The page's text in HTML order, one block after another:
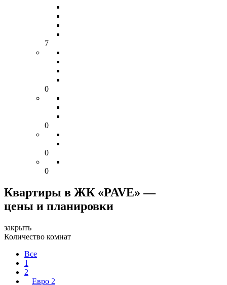
7
0
0
0
0
Квартиры в ЖК «PAVE» —
цены и планировки
закрыть
Количество комнат
Все
1
2
Евро 2